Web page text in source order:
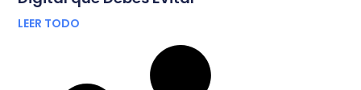
LEER TODO